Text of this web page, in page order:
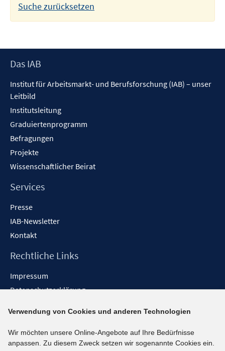
Suche zurücksetzen
Footer
Das IAB
Institut für Arbeitsmarkt- und Berufsforschung (IAB) – unser
Leitbild
Institutsleitung
Graduiertenprogramm
Befragungen
Projekte
Wissenschaftlicher Beirat
Services
Presse
IAB-Newsletter
Kontakt
Rechtliche Links
Impressum
Datenschutzerklärung
Barrieren melden
Social-Media-Kanäle
Verwendung von Cookies und anderen Technologien
Wir möchten unsere Online-Angebote auf Ihre Bedürfnisse
anpassen. Zu diesem Zweck setzen wir sogenannte Cookies ein.